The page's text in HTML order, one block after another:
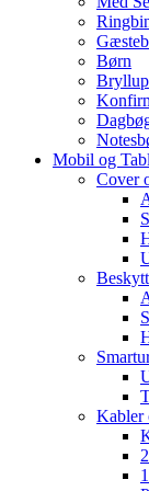
Børn
Bryllup
Mobil og
Cover
Kabler